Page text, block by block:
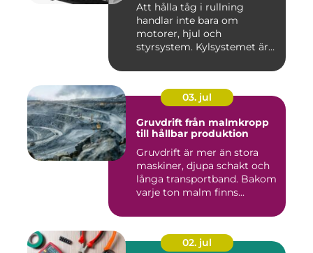
Att hålla tåg i rullning
handlar inte bara om
motorer, hjul och
styrsystem. Kylsystemet är
03. jul
Gruvdrift från malmkropp
till hållbar produktion
Gruvdrift är mer än stora
maskiner, djupa schakt och
långa transportband. Bakom
varje ton malm finns...
02. jul